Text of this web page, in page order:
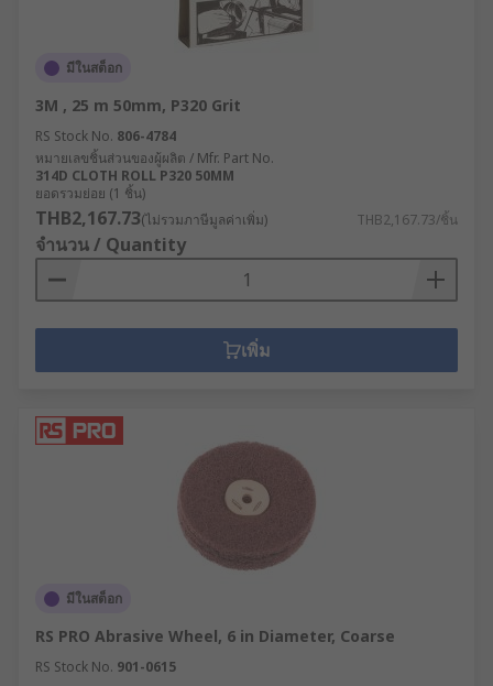
มีในสต็อก
3M , 25 m 50mm, P320 Grit
RS Stock No. 806-4784
หมายเลขชิ้นส่วนของผู้ผลิต / Mfr. Part No.
314D CLOTH ROLL P320 50MM
ยอดรวมย่อย (1 ชิ้น)
THB2,167.73(ไม่รวมภาษีมูลค่าเพิ่ม) THB2,167.73/ชิ้น
จำนวน / Quantity
เพิ่ม
มีในสต็อก
RS PRO Abrasive Wheel, 6 in Diameter, Coarse
RS Stock No. 901-0615